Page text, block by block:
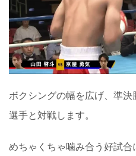
ボクシングの幅を広げ、準
選手と対戦します。
めちゃくちゃ噛み合う好試合